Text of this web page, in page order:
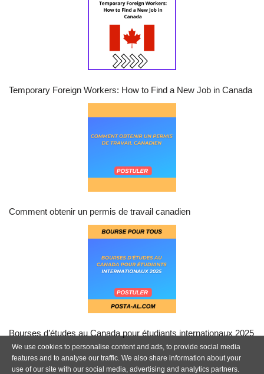
Temporary Foreign Workers: How to Find a New Job in Canada
Comment obtenir un permis de travail canadien
Bourses d’études au Canada pour étudiants internationaux 2025
We use cookies to personalise content and ads, to provide social media
features and to analyse our traffic. We also share information about your
use of our site with our social media, advertising and analytics partners.